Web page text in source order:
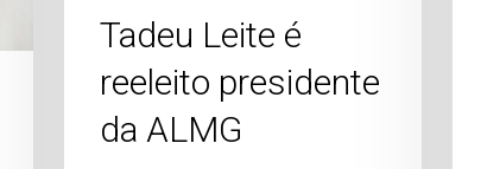
Tadeu Leite é
reeleito presidente
da ALMG